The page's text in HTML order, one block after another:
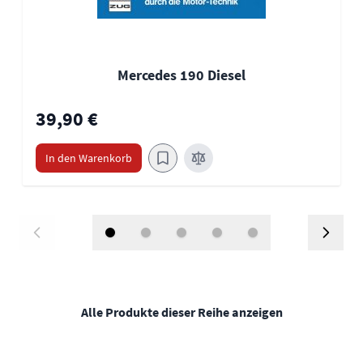
Mercedes 190 Diesel
39,90 €
In den Warenkorb
Alle Produkte dieser Reihe anzeigen